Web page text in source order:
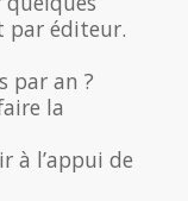
par éditeur.
par an ?
la
à l’appui de